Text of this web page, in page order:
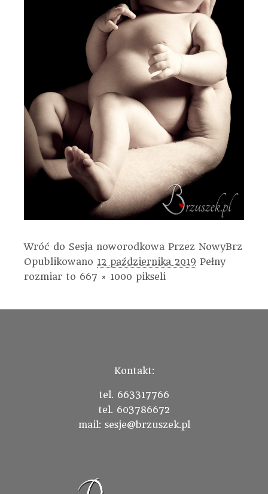
Wróć do Sesja noworodkowa Przez NowyBrz
Opublikowano 12 października 2019 Pełny
rozmiar to 667 × 1000 pikseli
Kontakt:
tel. 663317766
tel. 603786672
mail: sesje@brzuszek.pl